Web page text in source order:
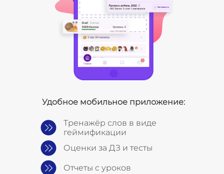
Тренажёр слов в виде
геймификации
Оценки за ДЗ и тесты
Отчеты с уроков
Удобное мобильное приложение: